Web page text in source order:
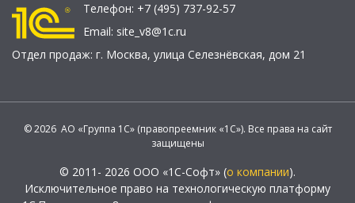
Телефон: +7 (495) 737-92-57
Email: site_v8@1c.ru
Отдел продаж: г. Москва, улица Селезнёвская, дом 21
© 2026 АО «Группа 1С» (правопреемник «1С»). Все права на сайт
защищены
© 2011- 2026 ООО «1С-Софт» (о компании).
Исключительное право на технологическую платформу